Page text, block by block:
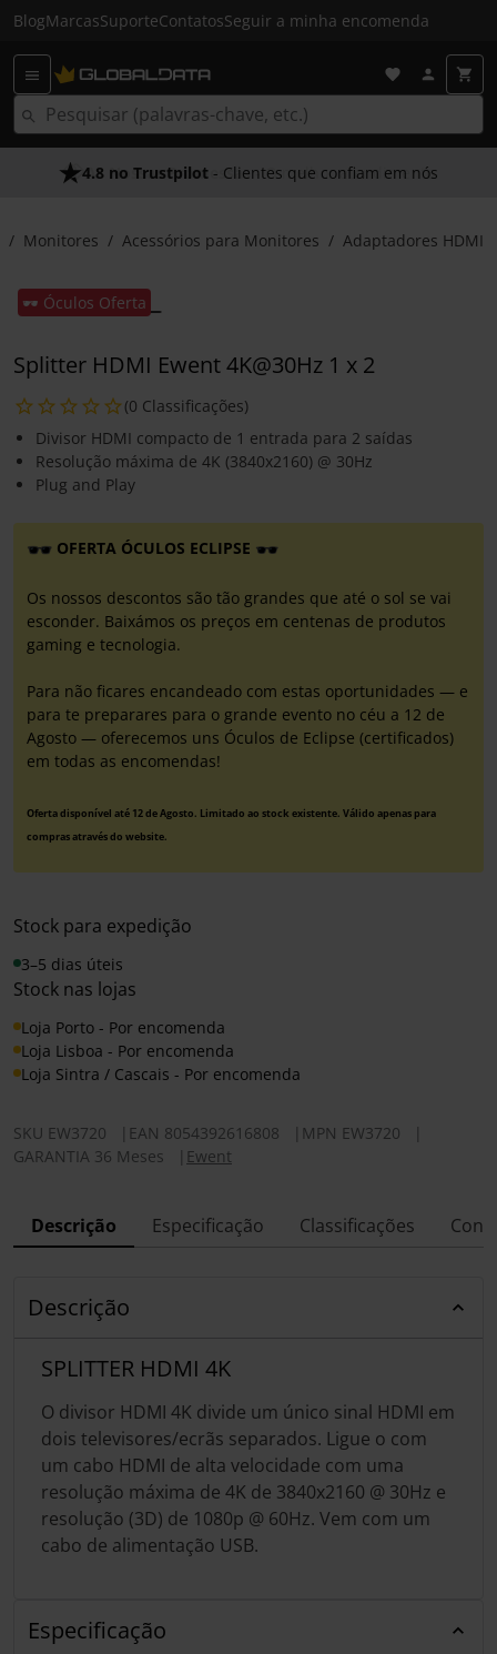
BlogMarcasSuporteContatosSeguir a minha encomenda
4.8 no Trustpilot - Clientes que confiam em nós
Monitores Acessórios para Monitores Adaptadores HDMI
🕶️ Óculos Oferta
Splitter HDMI Ewent 4K@30Hz 1 x 2
(0 Classificações)
Divisor HDMI compacto de 1 entrada para 2 saídas
Resolução máxima de 4K (3840x2160) @ 30Hz
Plug and Play
OFERTA ÓCULOS ECLIPSE
Os nossos descontos são tão grandes que até o sol se vai
esconder. Baixámos os preços em centenas de produtos
gaming e tecnologia.
Para não ficares encandeado com estas oportunidades — e
para te preparares para o grande evento no céu a 12 de
Agosto — oferecemos uns Óculos de Eclipse (certificados)
em todas as encomendas!
Oferta disponível até 12 de Agosto. Limitado ao stock existente. Válido apenas para
compras através do website.
Stock para expedição
3–5 dias úteis
Stock nas lojas
Loja Porto - Por encomenda
Loja Lisboa - Por encomenda
Loja Sintra / Cascais - Por encomenda
SKU EW3720 EAN 8054392616808 MPN EW3720
GARANTIA 36 Meses
Ewent
Descrição Especificação Classificações
Descrição
SPLITTER HDMI 4K
O divisor HDMI 4K divide um único sinal HDMI em
dois televisores/ecrãs separados. Ligue o com
um cabo HDMI de alta velocidade com uma
resolução máxima de 4K de 3840x2160 @ 30Hz e
resolução (3D) de 1080p @ 60Hz. Vem com um
cabo de alimentação USB.
Especificação